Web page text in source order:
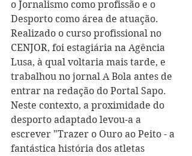
o Jornalismo como profissão e o
Desporto como área de atuação.
Realizado o curso profissional no
CENJOR, foi estagiária na Agência
Lusa, à qual voltaria mais tarde, e
trabalhou no jornal A Bola antes de
entrar na redação do Portal Sapo.
Neste contexto, a proximidade do
desporto adaptado levou-a a
escrever "Trazer o Ouro ao Peito - a
fantástica história dos atletas